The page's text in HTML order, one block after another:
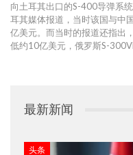
向土耳其出口的S-400导弹系
耳其媒体报道，当时该国与中
亿美元。而当时的报道还指出
低约10亿美元，俄罗斯S-
最新新闻
头条